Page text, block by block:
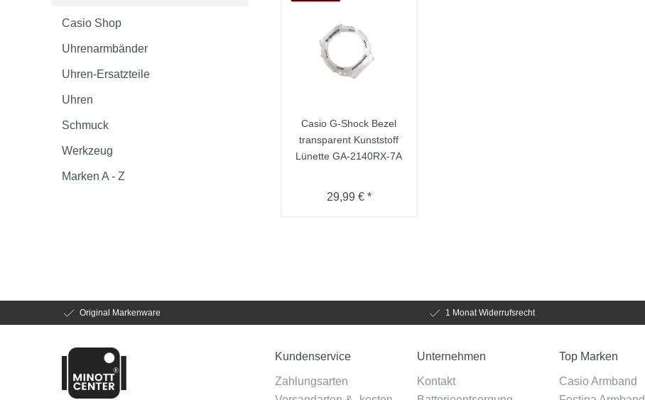
Casio Shop
Uhrenarmbänder
Uhren-Ersatzteile
Uhren
Schmuck
Werkzeug
Marken A - Z
Casio G-Shock Bezel
transparent Kunststoff
Lünette GA-2140RX-7A
29,99 € *
Original Markenware 1 Monat Widerrufsrecht
Kundenservice
Zahlungsarten
Unternehmen
Kontakt
Top Marken
Casio Armband